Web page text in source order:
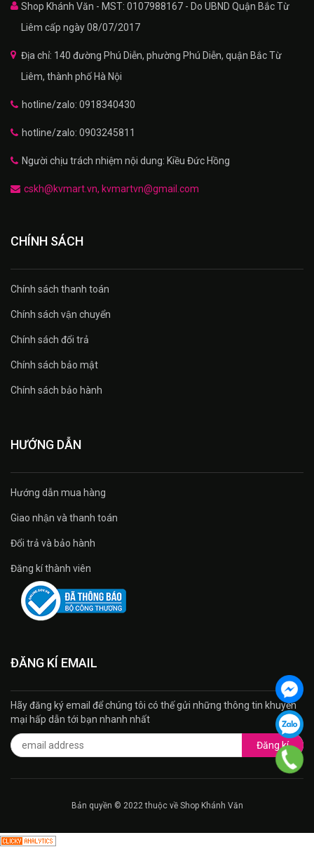
Shop Khánh Văn - MST: 0107988167 - Do UBND Quận Bắc Từ
Liêm cấp ngày 08/07/2017
Địa chỉ: 140 đường Phú Diễn, phường Phú Diễn, quận Bắc Từ
Liêm, thành phố Hà Nội
hotline/zalo: 0918340430
hotline/zalo: 0903245811
Người chịu trách nhiệm nội dung: Kiều Đức Hồng
cskh@kvmart.vn, kvmartvn@gmail.com
CHÍNH SÁCH
Chính sách thanh toán
Chính sách vận chuyển
Chính sách đổi trả
Chính sách bảo mật
Chính sách bảo hành
HƯỚNG DẪN
Hướng dẫn mua hàng
Giao nhận và thanh toán
Đổi trả và bảo hành
Đăng kí thành viên
ĐĂNG KÍ EMAIL
Hãy đăng ký email để chúng tôi có thế gửi những thông tin khuyến
mại hấp dẫn tới bạn nhanh nhất
Đăng kí
Bản quyền © 2022 thuộc về Shop Khánh Văn